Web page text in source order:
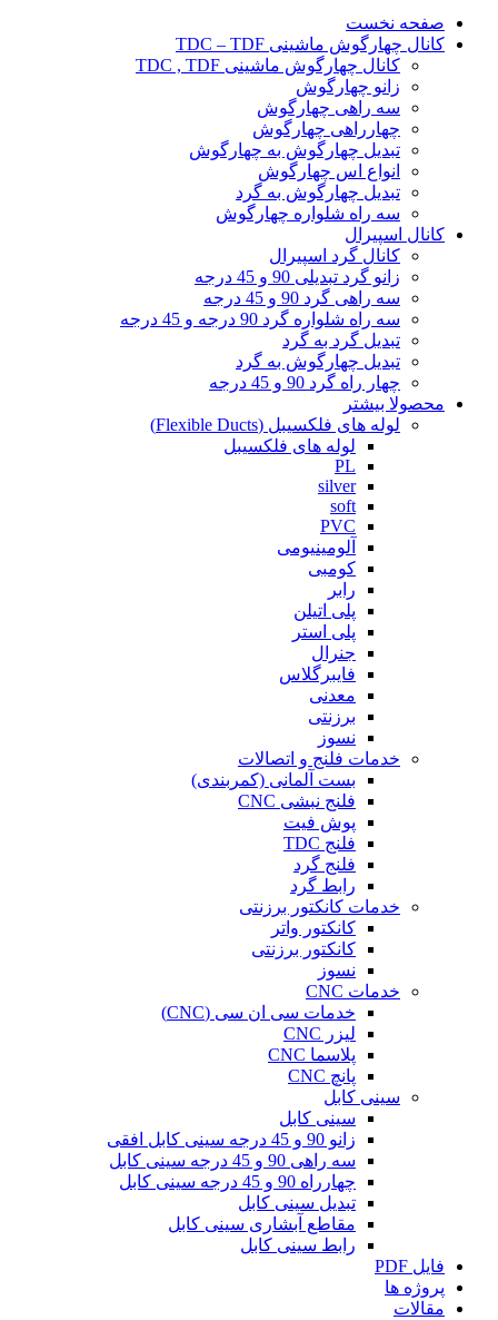
صفحه نخست
کانال چهارگوش ماشینی TDC – TDF
کانال چهارگوش ماشینی TDC , TDF
زانو چهارگوش
سه راهی چهارگوش
چهارراهی چهارگوش
تبدیل چهارگوش به چهارگوش
انواع اس چهارگوش
تبدیل چهارگوش به گرد
سه راه شلواره چهارگوش
کانال اسپیرال
کانال گرد اسپیرال
زانو گرد تبدیلی 90 و 45 درجه
سه راهی گرد 90 و 45 درجه
سه راه شلواره گرد 90 درجه و 45 درجه
تبدیل گرد به گرد
تبدیل چهارگوش به گرد
چهار راه گرد 90 و 45 درجه
محصولا بیشتر
لوله های فلکسیبل (Flexible Ducts)
لوله های فلکسیبل
PL
silver
soft
PVC
آلومینیومی
کومبی
رابر
پلی اتیلن
پلی استر
جنرال
فایبرگلاس
معدنی
برزنتی
نسوز
خدمات فلنج و اتصالات
بست آلمانی (کمربندی)
فلنج نبشی CNC
پوش فیت
فلنج TDC
فلنج گرد
رابط گرد
خدمات کانکتور برزنتی
کانکتور واتر
کانکتور برزنتی
نسوز
خدمات CNC
خدمات سی ان سی (CNC)
لیزر CNC
پلاسما CNC
پانچ CNC
سینی کابل
سینی کابل
زانو 90 و 45 درجه سینی کابل افقی
سه راهی 90 و 45 درجه سینی کابل
چهارراه 90 و 45 درجه سینی کابل
تبدیل سینی کابل
مقاطع آبشاری سینی کابل
رابط سینی کابل
فایل PDF
پروژه ها
مقالات